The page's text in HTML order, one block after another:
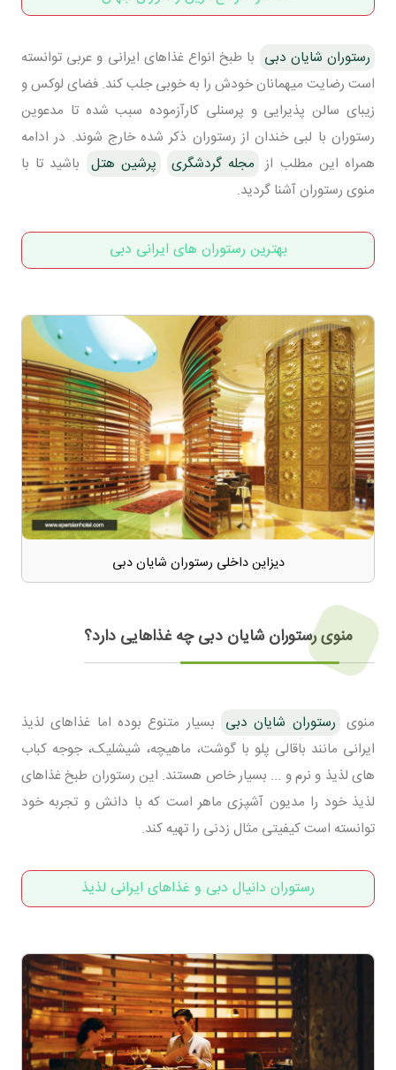
رستوران شایان دبی با طبخ انواع غذاهای ایرانی و عربی توانسته
است رضایت میهمانان خودش را به خوبی جلب کند. فضای لوکس و
زیبای سالن پذیرایی و پرسنلی کارآزموده سبب شده تا مدعوین
رستوران با لبی خندان از رستوران ذکر شده خارج شوند. در ادامه
همراه این مطلب از مجله گردشگری پرشین هتل باشید تا با
منوی رستوران آشنا گردید.
بهترین رستوران های ایرانی دبی
دیزاین داخلی رستوران شایان دبی
منوی رستوران شایان دبی چه غذاهایی دارد؟
منوی رستوران شایان دبی بسیار متنوع بوده اما غذاهای لذیذ
ایرانی مانند باقالی پلو با گوشت، ماهیچه، شیشلیک، جوجه کباب
های لذیذ و نرم و ... بسیار خاص هستند. این رستوران طبخ غذاهای
لذیذ خود را مدیون آشپزی ماهر است که با دانش و تجربه خود
توانسته است کیفیتی مثال زدنی را تهیه کند.
رستوران دانیال دبی و غذاهای ایرانی لذیذ